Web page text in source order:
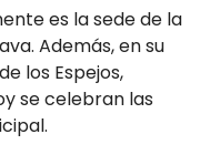
es la sede de la
Además, en su
los Espejos,
se celebran las